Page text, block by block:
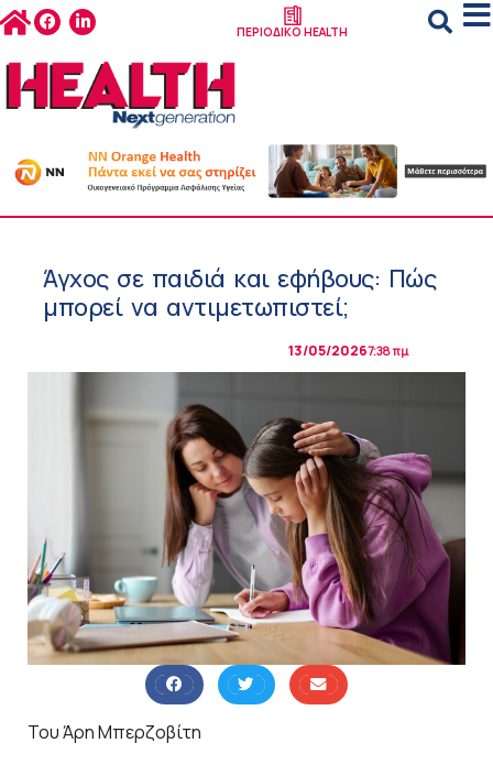
ΠΕΡΙΟΔΙΚΟ HEALTH
Άγχος σε παιδιά και εφήβους: Πώς
μπορεί να αντιμετωπιστεί;
13/05/20267:38 πμ
Του Άρη Μπερζοβίτη